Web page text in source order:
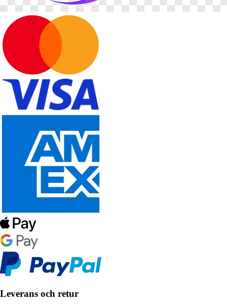
Leverans och retur